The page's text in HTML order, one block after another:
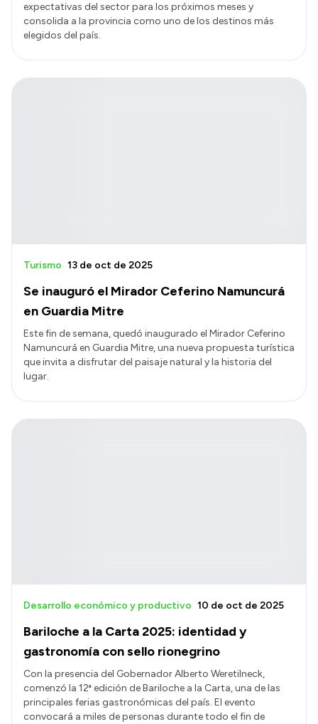
expectativas del sector para los próximos meses y
consolida a la provincia como uno de los destinos más
elegidos del país.
Se inauguró el Mirador Ceferino Namuncurá
en Guardia Mitre
Turismo 13 de oct de 2025
Este fin de semana, quedó inaugurado el Mirador Ceferino
Namuncurá en Guardia Mitre, una nueva propuesta turística
que invita a disfrutar del paisaje natural y la historia del
lugar.
Bariloche a la Carta 2025: identidad y
gastronomía con sello rionegrino
Desarrollo económico y productivo 10 de oct de 2025
Con la presencia del Gobernador Alberto Weretilneck,
comenzó la 12ª edición de Bariloche a la Carta, una de las
principales ferias gastronómicas del país. El evento
convocará a miles de personas durante todo el fin de